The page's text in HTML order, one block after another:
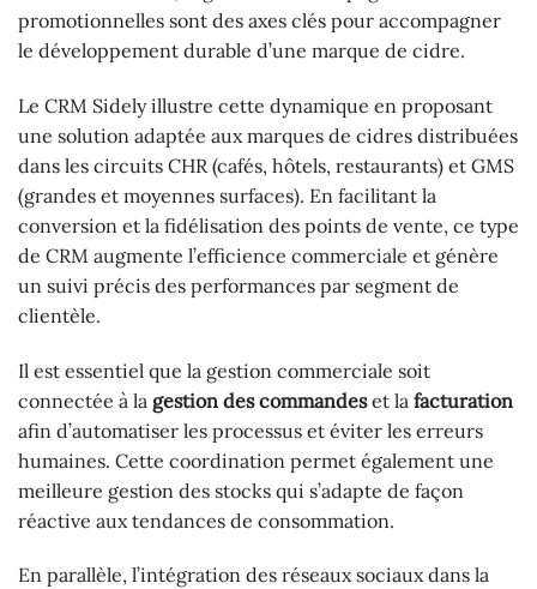
promotionnelles sont des axes clés pour accompagner
le développement durable d’une marque de cidre.
Le CRM Sidely illustre cette dynamique en proposant
une solution adaptée aux marques de cidres distribuées
dans les circuits CHR (cafés, hôtels, restaurants) et GMS
(grandes et moyennes surfaces). En facilitant la
conversion et la fidélisation des points de vente, ce type
de CRM augmente l’efficience commerciale et génère
un suivi précis des performances par segment de
clientèle.
Il est essentiel que la gestion commerciale soit
connectée à la gestion des commandeset la facturation
afin d’automatiser les processus et éviter les erreurs
humaines. Cette coordination permet également une
meilleure gestion des stocks qui s’adapte de façon
réactive aux tendances de consommation.
En parallèle, l’intégration des réseaux sociaux dans la